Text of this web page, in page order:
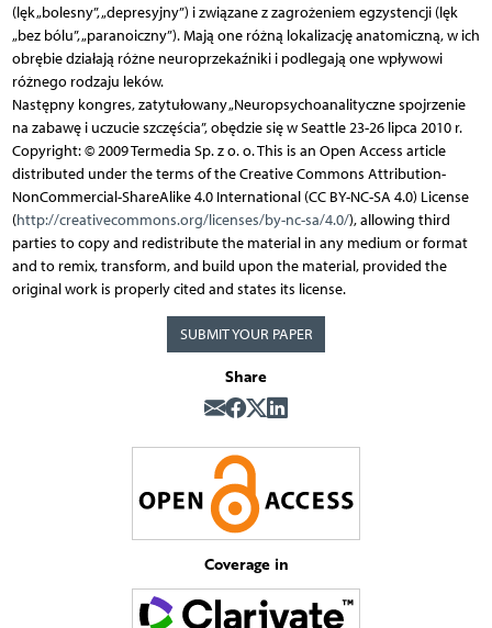
(lęk „bolesny”, „depresyjny”) i związane z zagrożeniem egzystencji (lęk
„bez bólu”, „paranoiczny”). Mają one różną lokalizację anatomiczną, w ich
obrębie działają różne neuroprzekaźniki i podlegają one wpływowi
różnego rodzaju leków.
Następny kongres, zatytułowany „Neuropsychoanalityczne spojrzenie
na zabawę i uczucie szczęścia”, obędzie się w Seattle 23-26 lipca 2010 r.
Copyright: © 2009 Termedia Sp. z o. o. This is an Open Access article
distributed under the terms of the Creative Commons Attribution-
NonCommercial-ShareAlike 4.0 International (CC BY-NC-SA 4.0) License
(http://creativecommons.org/licenses/by-nc-sa/4.0/), allowing third
parties to copy and redistribute the material in any medium or format
and to remix, transform, and build upon the material, provided the
original work is properly cited and states its license.
SUBMIT YOUR PAPER
Share
Coverage in